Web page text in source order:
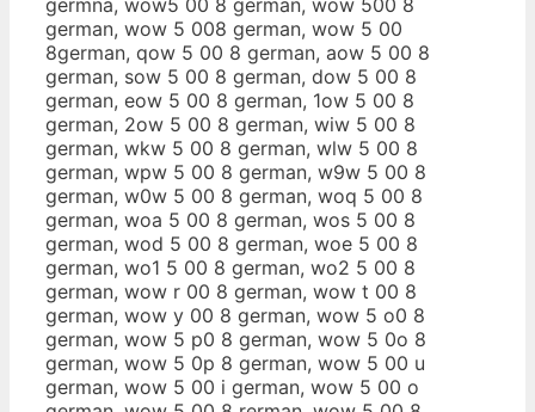
german, wow 5 008 german, wow 5 00
8german, qow 5 00 8 german, aow 5 00 8
german, sow 5 00 8 german, dow 5 00 8
german, eow 5 00 8 german, 1ow 5 00 8
german, 2ow 5 00 8 german, wiw 5 00 8
german, wkw 5 00 8 german, wlw 5 00 8
german, wpw 5 00 8 german, w9w 5 00 8
german, w0w 5 00 8 german, woq 5 00 8
german, woa 5 00 8 german, wos 5 00 8
german, wod 5 00 8 german, woe 5 00 8
german, wo1 5 00 8 german, wo2 5 00 8
german, wow r 00 8 german, wow t 00 8
german, wow y 00 8 german, wow 5 o0 8
german, wow 5 p0 8 german, wow 5 0o 8
german, wow 5 0p 8 german, wow 5 00 u
german, wow 5 00 i german, wow 5 00 o